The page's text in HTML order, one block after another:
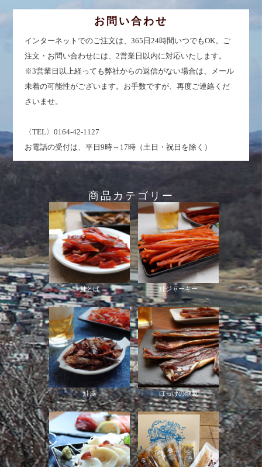
お問い合わせ
インターネットでのご注文は、365日24時間いつでもOK。ご
注文・お問い合わせには、2営業日以内に対応いたします。
※3営業日以上経っても弊社からの返信がない場合は、メール
未着の可能性がございます。お手数ですが、再度ご連絡くだ
さいませ。
〈TEL〉0164-42-1127
お電話の受付は、平日9時～17時（土日・祝日を除く）
商品カテゴリー
鮭とば 鮭ジャーキー
鮭皮 ほっけの燻製